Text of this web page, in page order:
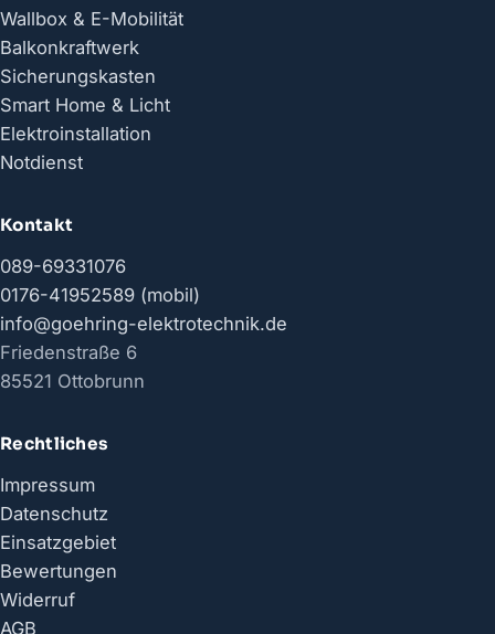
Wallbox & E-Mobilität
Balkonkraftwerk
Sicherungskasten
Smart Home & Licht
Elektroinstallation
Notdienst
Kontakt
089-69331076
0176-41952589 (mobil)
info@goehring-elektrotechnik.de
Friedenstraße 6
85521 Ottobrunn
Rechtliches
Impressum
Datenschutz
Einsatzgebiet
Bewertungen
Widerruf
AGB